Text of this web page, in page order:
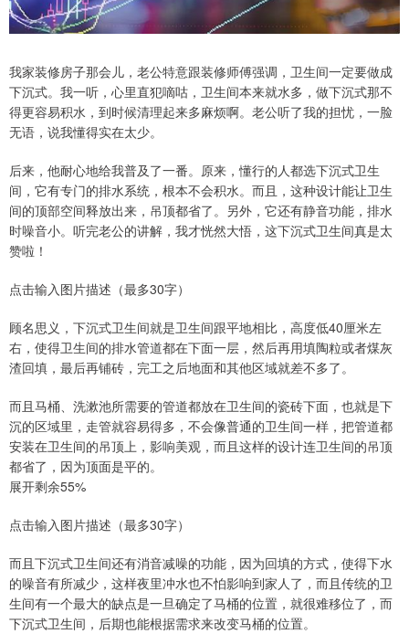
我家装修房子那会儿，老公特意跟装修师傅强调，卫生间一定要做成
下沉式。我一听，心里直犯嘀咕，卫生间本来就水多，做下沉式那不
得更容易积水，到时候清理起来多麻烦啊。老公听了我的担忧，一脸
无语，说我懂得实在太少。
后来，他耐心地给我普及了一番。原来，懂行的人都选下沉式卫生
间，它有专门的排水系统，根本不会积水。而且，这种设计能让卫生
间的顶部空间释放出来，吊顶都省了。另外，它还有静音功能，排水
时噪音小。听完老公的讲解，我才恍然大悟，这下沉式卫生间真是太
赞啦！
点击输入图片描述（最多30字）
顾名思义，下沉式卫生间就是卫生间跟平地相比，高度低40厘米左
右，使得卫生间的排水管道都在下面一层，然后再用填陶粒或者煤灰
渣回填，最后再铺砖，完工之后地面和其他区域就差不多了。
而且马桶、洗漱池所需要的管道都放在卫生间的瓷砖下面，也就是下
沉的区域里，走管就容易得多，不会像普通的卫生间一样，把管道都
安装在卫生间的吊顶上，影响美观，而且这样的设计连卫生间的吊顶
都省了，因为顶面是平的。
展开剩余55%
点击输入图片描述（最多30字）
而且下沉式卫生间还有消音减噪的功能，因为回填的方式，使得下水
的噪音有所减少，这样夜里冲水也不怕影响到家人了，而且传统的卫
生间有一个最大的缺点是一旦确定了马桶的位置，就很难移位了，而
下沉式卫生间，后期也能根据需求来改变马桶的位置。